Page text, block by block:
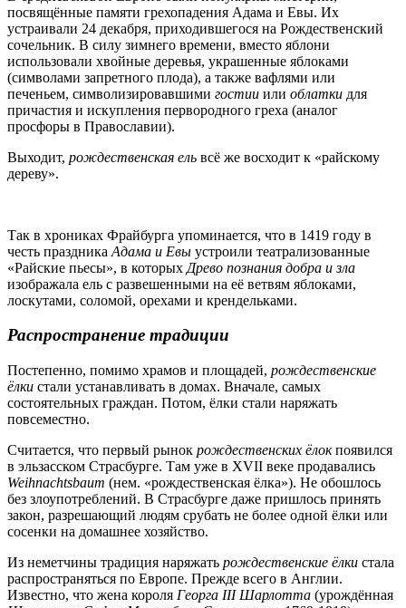
посвящённые памяти грехопадения Адама и Евы. Их
устраивали 24 декабря, приходившегося на Рождественский
сочельник. В силу зимнего времени, вместо яблони
использовали хвойные деревья, украшенные яблоками
(символами запретного плода), а также вафлями или
печеньем, символизировавшими гостии или облатки для
причастия и искупления первородного греха (аналог
просфоры в Православии).
Выходит, рождественская ель всё же восходит к «райскому
дереву».
Так в хрониках Фрайбурга упоминается, что в 1419 году в
честь праздника Адама и Евы устроили театрализованные
«Райские пьесы», в которых Древо познания добра и зла
изображала ель с развешенными на её ветвям яблоками,
лоскутами, соломой, орехами и крендельками.
Распространение традиции
Постепенно, помимо храмов и площадей, рождественские
ёлки стали устанавливать в домах. Вначале, самых
состоятельных граждан. Потом, ёлки стали наряжать
повсеместно.
Считается, что первый рынок рождественских ёлокпоявился
в эльзасском Страсбурге. Там уже в XVII веке продавались
Weihnachtsbaum (нем. «рождественская ёлка»). Не обошлось
без злоупотреблений. В Страсбурге даже пришлось принять
закон, разрешающий людям срубать не более одной ёлки или
сосенки на домашнее хозяйство.
Из неметчины традиция наряжать рождественские ёлки стала
распространяться по Европе. Прежде всего в Англии.
Известно, что жена короля Георга III Шарлотта (урождённая